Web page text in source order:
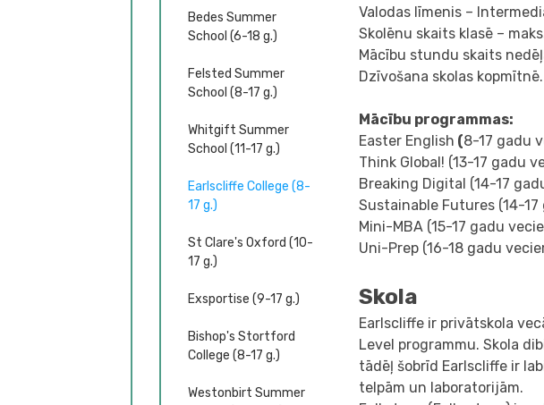
Bedes Summer
School (6-18 g.)
Felsted Summer
School (8-17 g.)
Whitgift Summer
School (11-17 g.)
Earlscliffe College (8-
17 g.)
St Clare's Oxford (10-
17 g.)
Exsportise (9-17 g.)
Bishop's Stortford
College (8-17 g.)
Westonbirt Summer
Valodas līmenis –
Skolēnu skaits klasē –
Mācību stundu skaits
Dzīvošana skolas kopmītnē.
Mācību programmas:
Easter English (8-17 gadu
Think Global! (13-17 gadu
Breaking Digital (14-17
Sustainable Futures (14-
Mini-MBA (15-17 gadu
Uni-Prep (16-18 gadu
Skola
Earlscliffe ir privātskola
Level programmu. Skola
tādēļ šobrīd Earlscliffe ir
telpām un laboratorijām.